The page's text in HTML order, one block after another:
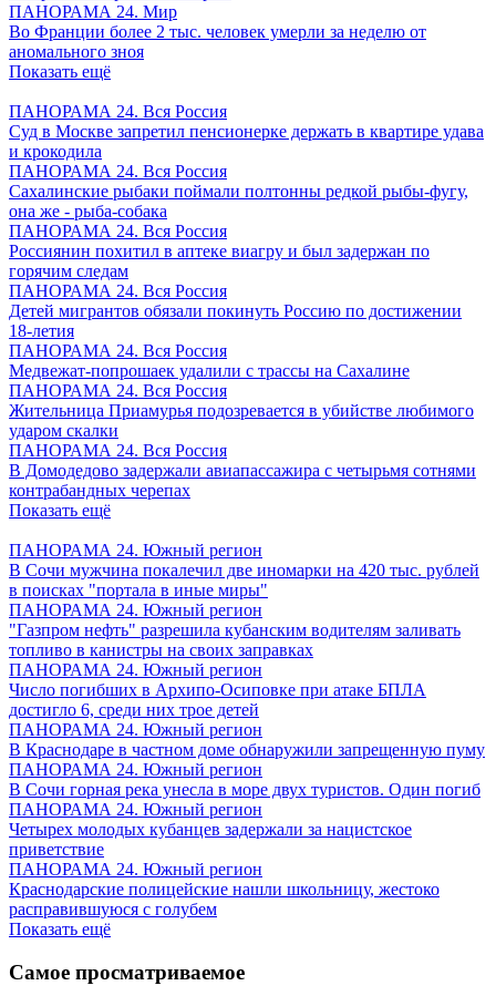
ПАНОРАМА 24. Мир
Во Франции более 2 тыс. человек умерли за неделю от
аномального зноя
Показать ещё
ПАНОРАМА 24. Вся Россия
Суд в Москве запретил пенсионерке держать в квартире удава
и крокодила
ПАНОРАМА 24. Вся Россия
Сахалинские рыбаки поймали полтонны редкой рыбы-фугу,
она же - рыба-собака
ПАНОРАМА 24. Вся Россия
Россиянин похитил в аптеке виагру и был задержан по
горячим следам
ПАНОРАМА 24. Вся Россия
Детей мигрантов обязали покинуть Россию по достижении
18-летия
ПАНОРАМА 24. Вся Россия
Медвежат-попрошаек удалили с трассы на Сахалине
ПАНОРАМА 24. Вся Россия
Жительница Приамурья подозревается в убийстве любимого
ударом скалки
ПАНОРАМА 24. Вся Россия
В Домодедово задержали авиапассажира с четырьмя сотнями
контрабандных черепах
Показать ещё
ПАНОРАМА 24. Южный регион
В Сочи мужчина покалечил две иномарки на 420 тыс. рублей
в поисках "портала в иные миры"
ПАНОРАМА 24. Южный регион
"Газпром нефть" разрешила кубанским водителям заливать
топливо в канистры на своих заправках
ПАНОРАМА 24. Южный регион
Число погибших в Архипо-Осиповке при атаке БПЛА
достигло 6, среди них трое детей
ПАНОРАМА 24. Южный регион
В Краснодаре в частном доме обнаружили запрещенную пуму
ПАНОРАМА 24. Южный регион
В Сочи горная река унесла в море двух туристов. Один погиб
ПАНОРАМА 24. Южный регион
Четырех молодых кубанцев задержали за нацистское
приветствие
ПАНОРАМА 24. Южный регион
Краснодарские полицейские нашли школьницу, жестоко
расправившуюся с голубем
Показать ещё
Самое просматриваемое